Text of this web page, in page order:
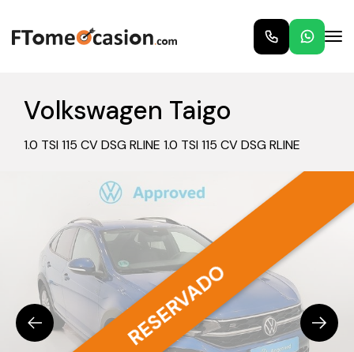
Volkswagen Taigo
1.0 TSI 115 CV DSG RLINE 1.0 TSI 115 CV DSG RLINE
RESERVADO